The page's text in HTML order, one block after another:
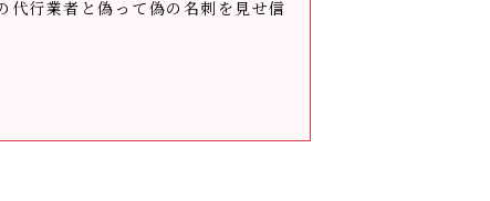
代行業者と偽って偽の名刺を見せ信